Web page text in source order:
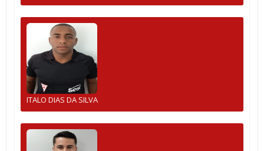
ITALO DIAS DA SILVA